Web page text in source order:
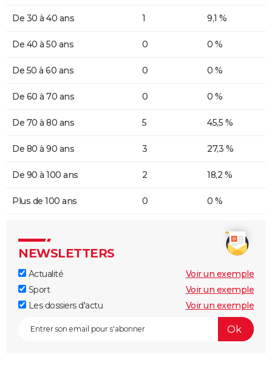
De 30 à 40 ans 1 9,1 %
De 40 à 50 ans 0 0 %
De 50 à 60 ans 0 0 %
De 60 à 70 ans 0 0 %
De 70 à 80 ans 5 45,5 %
De 80 à 90 ans 3 27,3 %
De 90 à 100 ans 2 18,2 %
Plus de 100 ans 0 0 %
NEWSLETTERS
Actualité
Voir un exemple
Sport
Voir un exemple
Les dossiers d'actu
Voir un exemple